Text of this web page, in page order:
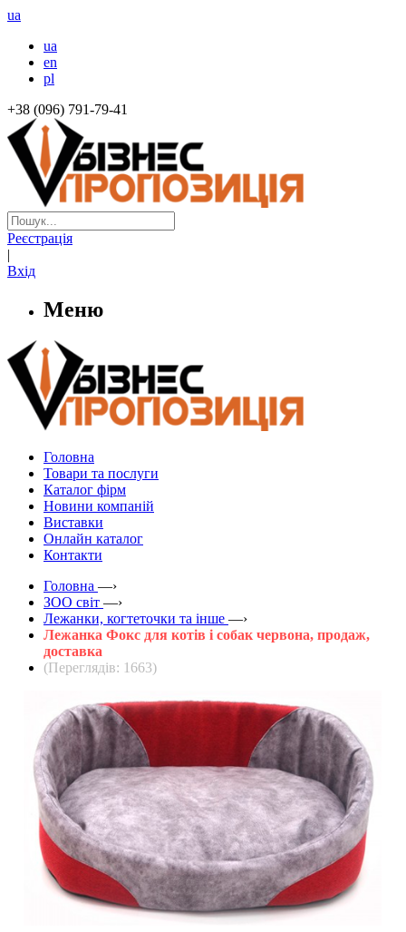
ua
ua
en
pl
+38 (096) 791-79-41
Реєстрація
|
Вхід
Меню
Головна
Товари та послуги
Каталог фірм
Новини компаній
Виставки
Онлайн каталог
Контакти
Головна —›
ЗOO світ —›
Лежанки, когтеточки та інше —›
Лежанка Фокс для котів і собак червона, продаж,
доставка
(Переглядів: 1663)